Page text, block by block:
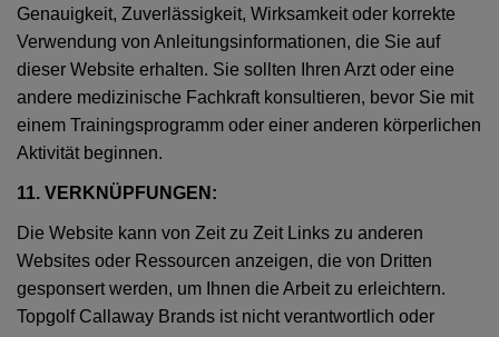
Genauigkeit, Zuverlässigkeit, Wirksamkeit oder korrekte
Verwendung von Anleitungsinformationen, die Sie auf
dieser Website erhalten. Sie sollten Ihren Arzt oder eine
andere medizinische Fachkraft konsultieren, bevor Sie mit
einem Trainingsprogramm oder einer anderen körperlichen
Aktivität beginnen.
11. VERKNÜPFUNGEN:
Die Website kann von Zeit zu Zeit Links zu anderen
Websites oder Ressourcen anzeigen, die von Dritten
gesponsert werden, um Ihnen die Arbeit zu erleichtern.
Topgolf Callaway Brands ist nicht verantwortlich oder